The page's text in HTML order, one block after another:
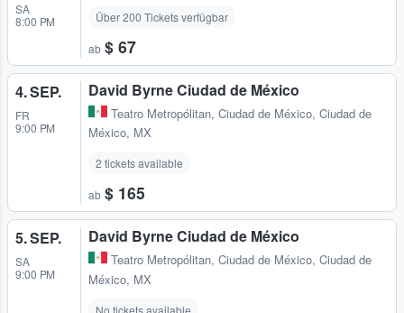
SA
8:00 PM
Über 200 Tickets verfügbar
ab $ 67
4. SEP.
FR
9:00 PM
David Byrne Ciudad de México
Teatro Metropólitan, Ciudad de México, Ciudad de
México, MX
2 tickets available
ab $ 165
5. SEP.
SA
9:00 PM
David Byrne Ciudad de México
Teatro Metropólitan, Ciudad de México, Ciudad de
México, MX
No tickets available